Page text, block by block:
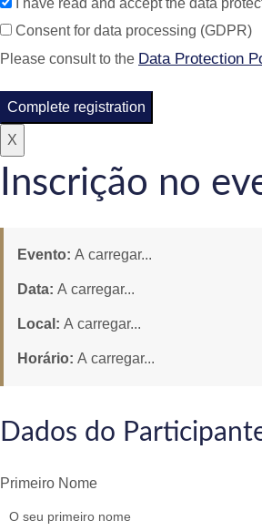
Consent for data processing (GDPR)
Please consult to the Data Protection
Complete registration
X
Inscrição no
Evento: A carregar...
Data: A carregar...
Local: A carregar...
Horário: A carregar...
Dados do
Primeiro Nome